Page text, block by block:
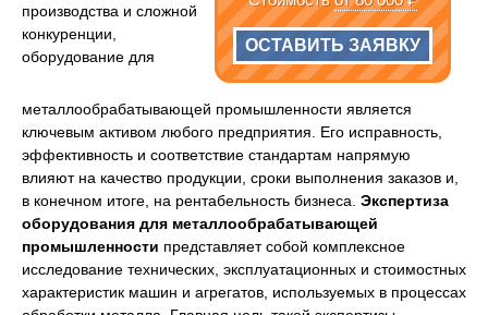
ОСТАВИТЬ ЗАЯВКУ
производства и сложной
конкуренции,
оборудование для
металлообрабатывающей промышленности является
ключевым активом любого предприятия. Его исправность,
эффективность и соответствие стандартам напрямую
влияют на качество продукции, сроки выполнения заказов и,
в конечном итоге, на рентабельность бизнеса. Экспертиза
оборудования для металлообрабатывающей
промышленности представляет собой комплексное
исследование технических, эксплуатационных и стоимостных
характеристик машин и агрегатов, используемых в процессах